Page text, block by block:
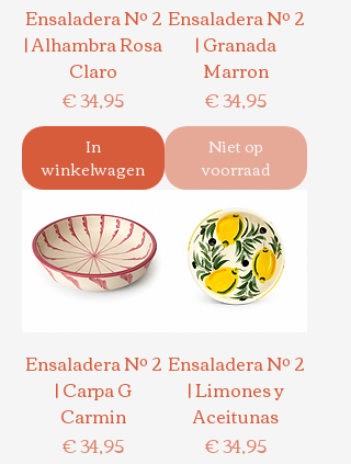
Ensaladera Nº 2
| Alhambra Rosa
Claro
Prijs
€ 34,95
In
winkelwagen
Ensaladera Nº 2
| Granada
Marron
Prijs
€ 34,95
Niet op
voorraad
Ensaladera Nº 2
| Carpa G
Carmin
Prijs
€ 34,95
Ensaladera Nº 2
| Limones y
Aceitunas
Prijs
€ 34,95